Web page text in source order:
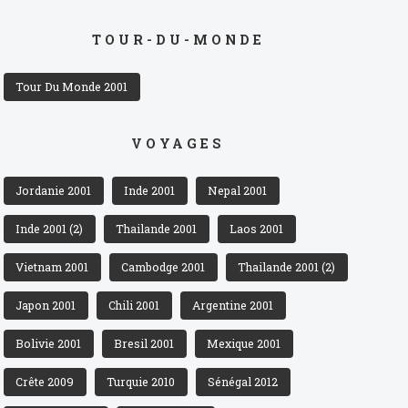
TOUR-DU-MONDE
Tour Du Monde 2001
VOYAGES
Jordanie 2001 Inde 2001 Nepal 2001
Inde 2001 (2) Thailande 2001 Laos 2001
Vietnam 2001 Cambodge 2001 Thailande 2001 (2)
Japon 2001 Chili 2001 Argentine 2001
Bolivie 2001 Bresil 2001 Mexique 2001
Crête 2009 Turquie 2010 Sénégal 2012